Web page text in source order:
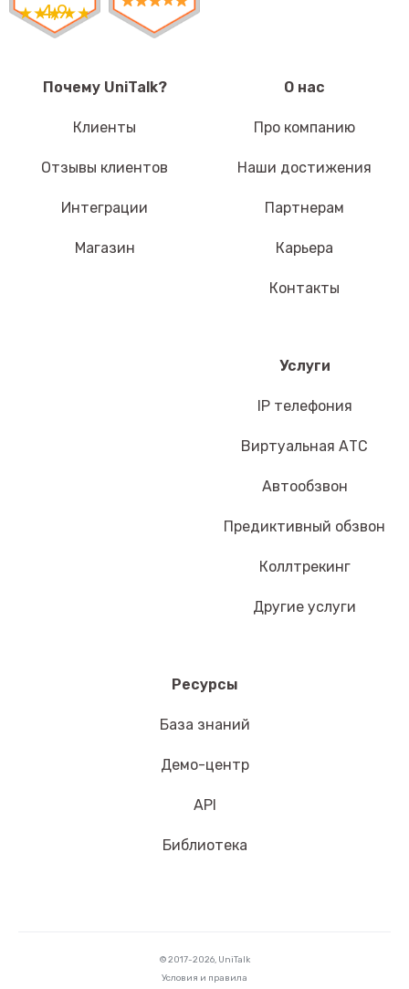
4,9
Почему UniTalk?
Клиенты
Отзывы клиентов
Интеграции
Магазин
О нас
Про компанию
Наши достижения
Партнерам
Карьера
Контакты
Услуги
IP телефония
Виртуальная АТС
Автообзвон
Предиктивный обзвон
Коллтрекинг
Другие услуги
Ресурсы
База знаний
Демо-центр
API
Библиотека
© 2017-2026, UniTalk
Условия и правила